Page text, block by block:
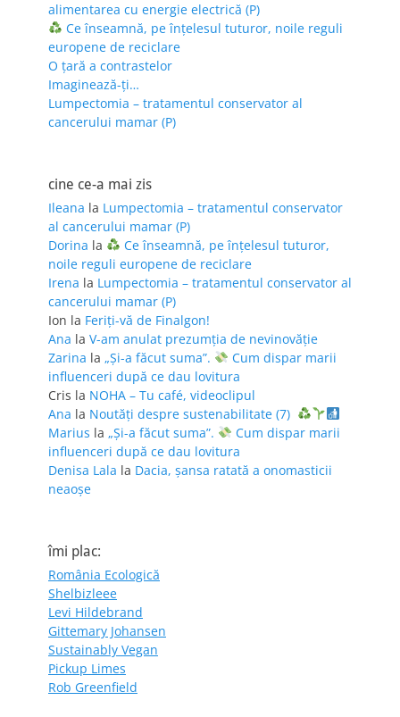
alimentarea cu energie electrică (P)
Ce înseamnă, pe înțelesul tuturor, noile reguli
europene de reciclare
O țară a contrastelor
Imaginează-ți…
Lumpectomia – tratamentul conservator al
cancerului mamar (P)
cine ce-a mai zis
Ileana la Lumpectomia – tratamentul conservator
al cancerului mamar (P)
Dorina la
Ce înseamnă, pe înțelesul tuturor,
noile reguli europene de reciclare
Irena la Lumpectomia – tratamentul conservator al
cancerului mamar (P)
Ion la Feriţi-vă de Finalgon!
Ana la V-am anulat prezumția de nevinovăție
Zarina la „Și-a făcut suma”.
Cum dispar marii
influenceri după ce dau lovitura
Cris la NOHA – Tu café, videoclipul
Ana la Noutăți despre sustenabilitate (7)
Marius la „Și-a făcut suma”.
Cum dispar marii
influenceri după ce dau lovitura
Denisa Lala la Dacia, șansa ratată a onomasticii
neaoșe
îmi plac:
România Ecologică
Shelbizleee
Levi Hildebrand
Gittemary Johansen
Sustainably Vegan
Pickup Limes
Rob Greenfield